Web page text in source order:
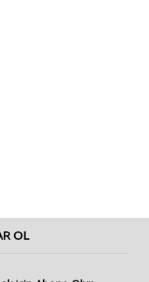
OL